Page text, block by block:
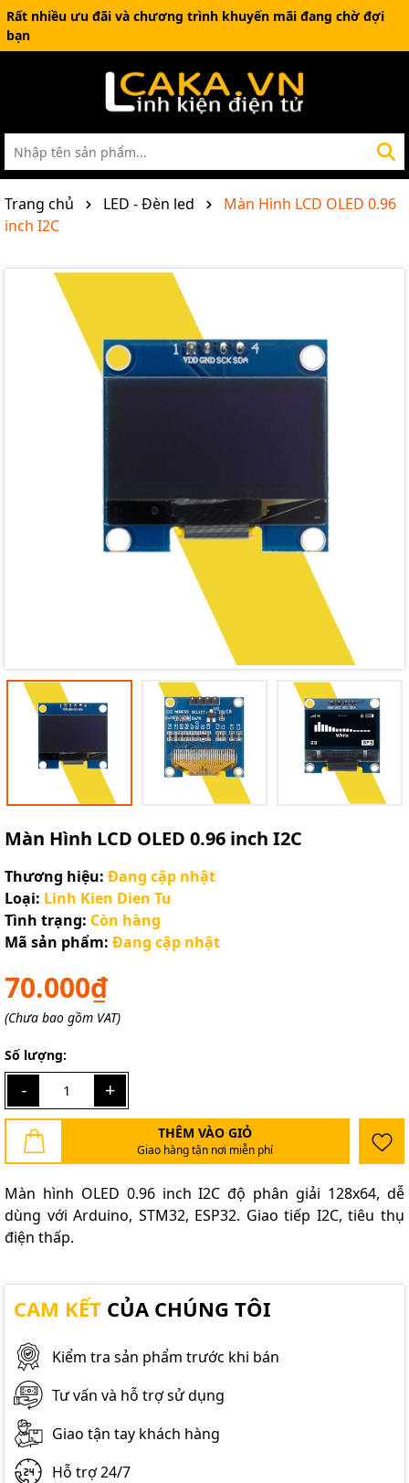
Rất nhiều ưu đãi và chương trình khuyến mãi đang chờ đợi
bạn
Trang chủ LED - Đèn led
Màn Hình LCD OLED 0.96
inch I2C
Màn Hình LCD OLED 0.96 inch I2C
Thương hiệu: Đang cập nhật
Loại: Linh Kien Dien Tu
Tình trạng: Còn hàng
Mã sản phẩm: Đang cập nhật
70.000₫
(Chưa bao gồm VAT)
Số lượng:
- +
THÊM VÀO GIỎ
Giao hàng tận nơi miễn phí
Màn hình OLED 0.96 inch I2C độ phân giải 128x64, dễ
dùng với Arduino, STM32, ESP32. Giao tiếp I2C, tiêu thụ
điện thấp.
CAM KẾT CỦA CHÚNG TÔI
Kiểm tra sản phẩm trước khi bán
Tư vấn và hỗ trợ sử dụng
Giao tận tay khách hàng
Hỗ trợ 24/7
Điều kiện: